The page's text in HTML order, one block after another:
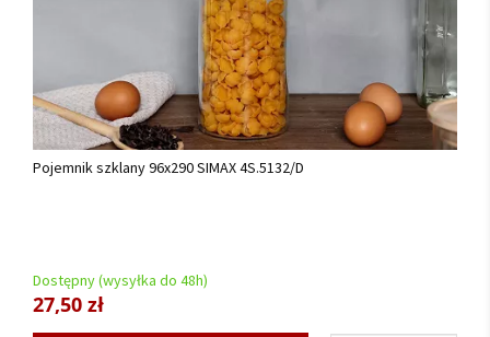
Pojemnik szklany 96x290 SIMAX 4S.5132/D
Dostępny (wysyłka do 48h)
27,50 zł